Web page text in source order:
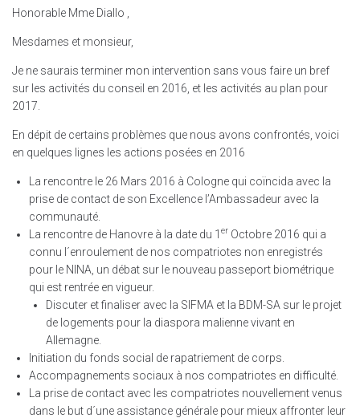
Honorable Mme Diallo ,
Mesdames et monsieur,
Je ne saurais terminer mon intervention sans vous faire un bref
sur les activités du conseil en 2016, et les activités au plan pour
2017.
En dépit de certains problèmes que nous avons confrontés, voici
en quelques lignes les actions posées en 2016
La rencontre le 26 Mars 2016 à Cologne qui coïncida avec la
prise de contact de son Excellence l’Ambassadeur avec la
communauté.
La rencontre de Hanovre à la date du 1 er Octobre 2016 qui a
connu l´enroulement de nos compatriotes non enregistrés
pour le NINA, un débat sur le nouveau passeport biométrique
qui est rentrée en vigueur.
Discuter et finaliser avec la SIFMA et la BDM-SA sur le projet
de logements pour la diaspora malienne vivant en
Allemagne.
Initiation du fonds social de rapatriement de corps.
Accompagnements sociaux à nos compatriotes en difficulté.
La prise de contact avec les compatriotes nouvellement venus
dans le but d´une assistance générale pour mieux affronter leur